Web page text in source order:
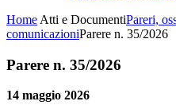
Home Atti e DocumentiPareri,
comunicazioniParere n. 35/2026
Parere n. 35/2026
14 maggio 2026